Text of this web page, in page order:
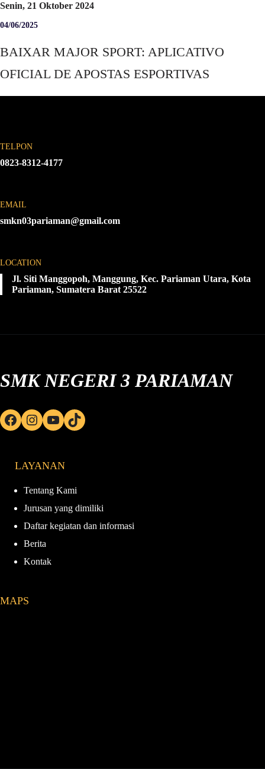
Senin, 21 Oktober 2024
04/06/2025
BAIXAR MAJOR SPORT: APLICATIVO
OFICIAL DE APOSTAS ESPORTIVAS
TELPON
0823-8312-4177
EMAIL
smkn03pariaman@gmail.com
LOCATION
Jl. Siti Manggopoh, Manggung, Kec. Pariaman Utara, Kota
Pariaman, Sumatera Barat 25522
SMK NEGERI 3 PARIAMAN
Facebook Instagram YouTube TikTok
LAYANAN
Tentang Kami
Jurusan yang dimiliki
Daftar kegiatan dan informasi
Berita
Kontak
MAPS